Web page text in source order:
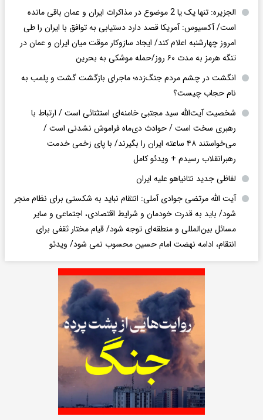
الجزیره: تنها یک یا 2 موضوع در مذاکرات ایران و عمان باقی مانده
است/ آکسیوس: آمریکا قصد دارد دستیابی به توافق با ایران را طی
امروز چهارشنبه اعلام کند/ ایجاد سازوکار موقت میان ایران و عمان در
تنگه هرمز به مدت ۶۰ روز/حمله موشکی به بحرین
انگشت در چشم مردم جنگ‌زده؛ ماجرای بازگشت گشت و پلمب به
نام حجاب چیست؟
شخصیت آیت‌الله سید مجتبی خامنه‌ای استثنائی است / ارتباط با
رهبری سخت است / حوادث دی‌ماه فراموش نشدنی است /
می‌خواستند ۴۸ ساعته ایران را بگیرند/ با پای زخمی خدمت
رهبرانقلاب رسیدم + ویدئو کامل
لفاظی جدید نتانیاهو علیه ایران
آیت الله مرتضی جوادی آملی: انتقام نباید به شکستی برای نظام منجر
شود/ باید به قدرت خودمان و شرایط اقتصادی، اجتماعی و سایر
مسائل بین‌المللی و منطقه‌ای توجه شود/ قیام مختار ثقفی برای
انتقام، ادامه نهضت امام حسین محسوب نمی شود/ ویدئو